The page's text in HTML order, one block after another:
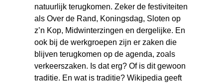
natuurlijk terugkomen. Zeker de festiviteiten
als Over de Rand, Koningsdag, Sloten op
z’n Kop, Midwinterzingen en dergelijke. En
ook bij de werkgroepen zijn er zaken die
blijven terugkomen op de agenda, zoals
verkeerszaken. Is dat erg? Of is dit gewoon
traditie. En wat is traditie? Wikipedia geeft